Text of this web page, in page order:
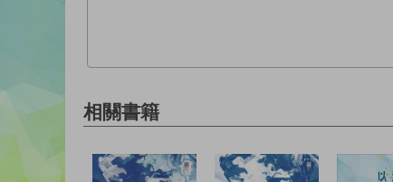
相關書籍